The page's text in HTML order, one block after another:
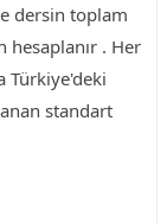
dersin toplam
. Her
Türkiye'deki
standart